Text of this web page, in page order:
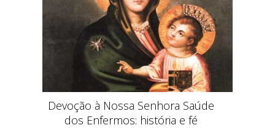
Devoção à Nossa Senhora Saúde
dos Enfermos: história e fé